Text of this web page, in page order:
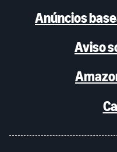
Anúncios
Aviso